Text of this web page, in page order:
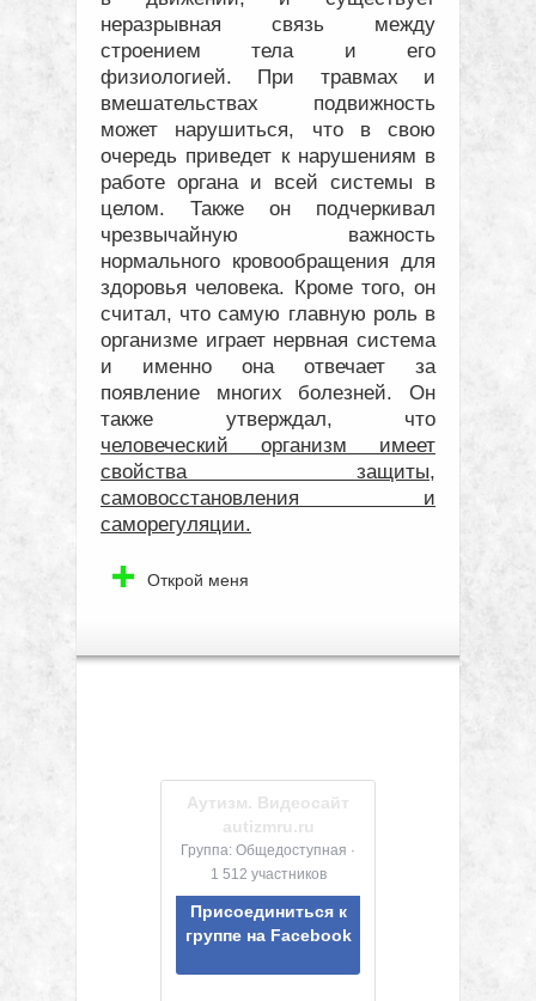
неразрывная связь между
строением тела и его
физиологией. При травмах и
вмешательствах подвижность
может нарушиться, что в свою
очередь приведет к нарушениям в
работе органа и всей системы в
целом. Также он подчеркивал
чрезвычайную важность
нормального кровообращения для
здоровья человека. Кроме того, он
считал, что самую главную роль в
организме играет нервная система
и именно она отвечает за
появление многих болезней. Он
также утверждал, что
человеческий организм имеет
свойства защиты,
самовосстановления и
саморегуляции.
Открой меня
Аутизм. Видеосайт
autizmru.ru
Группа: Общедоступная ·
1 512 участников
Присоединиться к
группе на Facebook